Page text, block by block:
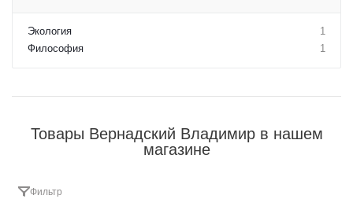
Экология
1
Философия
1
Товары Вернадский Владимир в нашем
магазине
Фильтр